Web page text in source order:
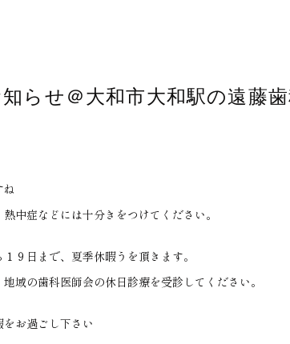
らせ＠大和市大和駅の遠藤
中症などには十分きをつけてください。
９日まで、夏季休暇うを頂きます。
域の歯科医師会の休日診療を受診してください。
お過ごし下さい